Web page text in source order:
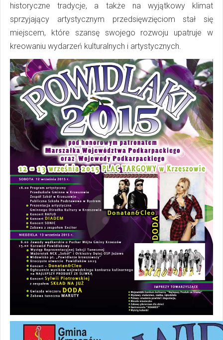
historyczne tradycje, a także na wyjątkowy klimat
sprzyjający artystycznym przedsięwzięciom stał się
miejscem, które szansę swojego rozwoju upatruje w
kreowaniu wydarzeń kulturalnych i artystycznych.